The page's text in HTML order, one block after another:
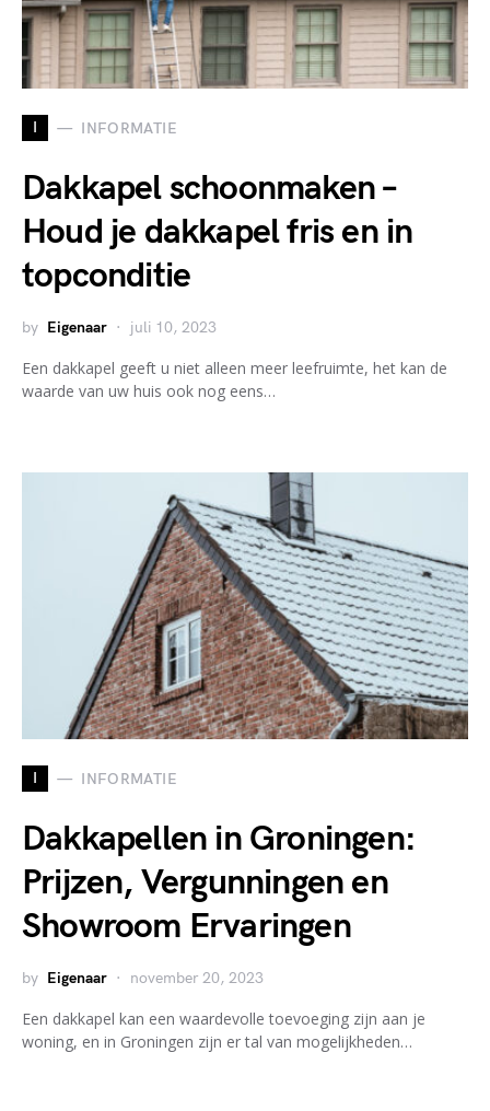
I INFORMATIE
Dakkapel schoonmaken –
Houd je dakkapel fris en in
topconditie
by Eigenaar juli 10, 2023
Een dakkapel geeft u niet alleen meer leefruimte, het kan de
waarde van uw huis ook nog eens…
I INFORMATIE
Dakkapellen in Groningen:
Prijzen, Vergunningen en
Showroom Ervaringen
by Eigenaar november 20, 2023
Een dakkapel kan een waardevolle toevoeging zijn aan je
woning, en in Groningen zijn er tal van mogelijkheden…